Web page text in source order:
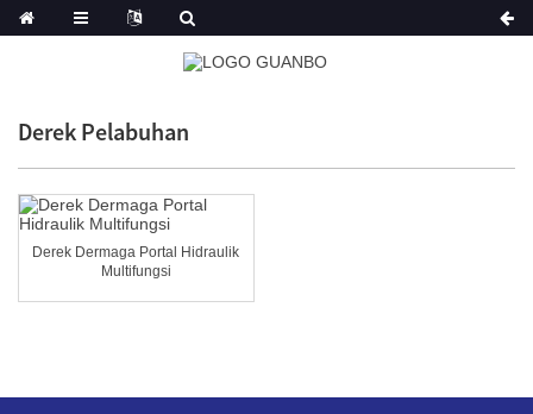
Derek Pelabuhan
Derek Dermaga Portal Hidraulik
Multifungsi